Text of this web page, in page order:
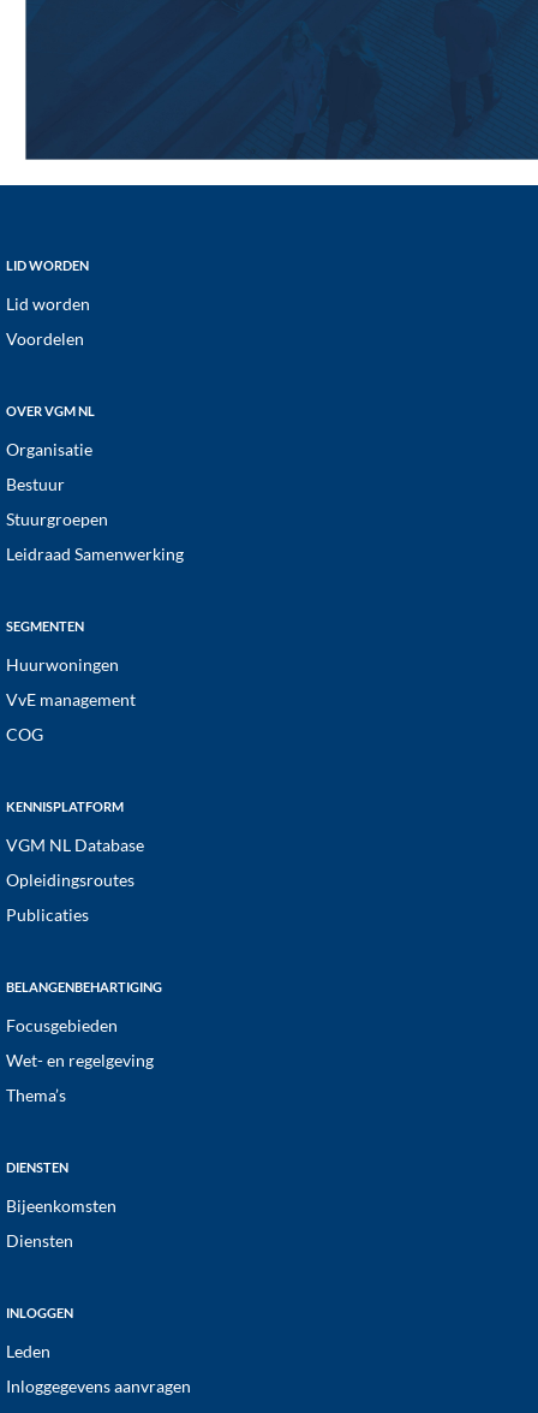
Footer
LID WORDEN
Lid worden
Voordelen
OVER VGM NL
Organisatie
Bestuur
Stuurgroepen
Leidraad Samenwerking
SEGMENTEN
Huurwoningen
VvE management
COG
KENNISPLATFORM
VGM NL Database
Opleidingsroutes
Publicaties
BELANGENBEHARTIGING
Focusgebieden
Wet- en regelgeving
Thema’s
DIENSTEN
Bijeenkomsten
Diensten
INLOGGEN
Leden
Inloggegevens aanvragen